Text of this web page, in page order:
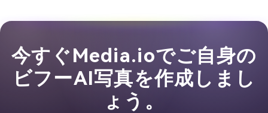
今すぐMedia.ioでご自身の
ビフーAI写真を作成しまし
ょう。